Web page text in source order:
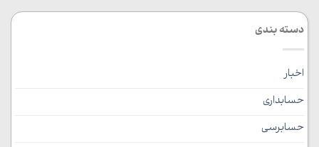
دسته بندی
اخبار
حسابداری
حسابرسی